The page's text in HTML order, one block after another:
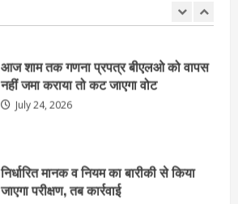
निर्धारित मानक व नियम का बारीकी से किया
जाएगा परीक्षण, तब कार्रवाई
July 24, 2026
नियमों के अनुरूप होगी हैंडओवर की प्रक्रियाः
आयुक्त